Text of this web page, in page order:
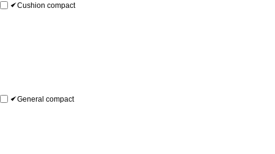
Cushion compact
General compact